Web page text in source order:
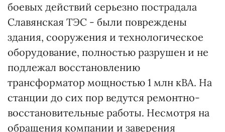
боевых действий серьезно пострадала
Славянская ТЭС - были повреждены
здания, сооружения и технологическое
оборудование, полностью разрушен и не
подлежал восстановлению
трансформатор мощностью 1 млн кВА. На
станции до сих пор ведутся ремонтно-
восстановительные работы. Несмотря на
обращения компании и заверения